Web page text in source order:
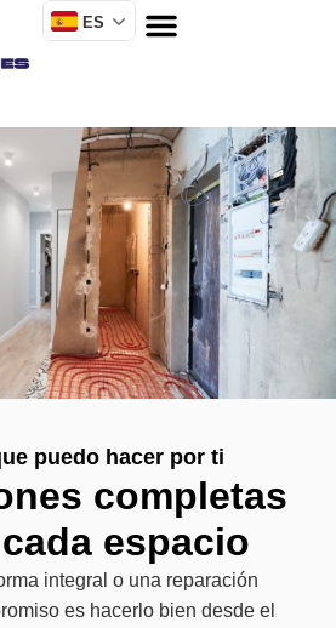
ES
puedo hacer por ti
completas
espacio
integral o una reparación
es hacerlo bien desde el